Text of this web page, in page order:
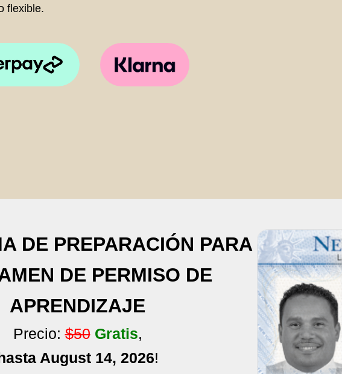
flexible.
DE PREPARACIÓN PARA
DE PERMISO DE
APRENDIZAJE
Precio:$50Gratis,
August 14, 2026!